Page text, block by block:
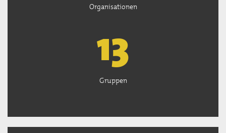
Organisationen
13
Gruppen